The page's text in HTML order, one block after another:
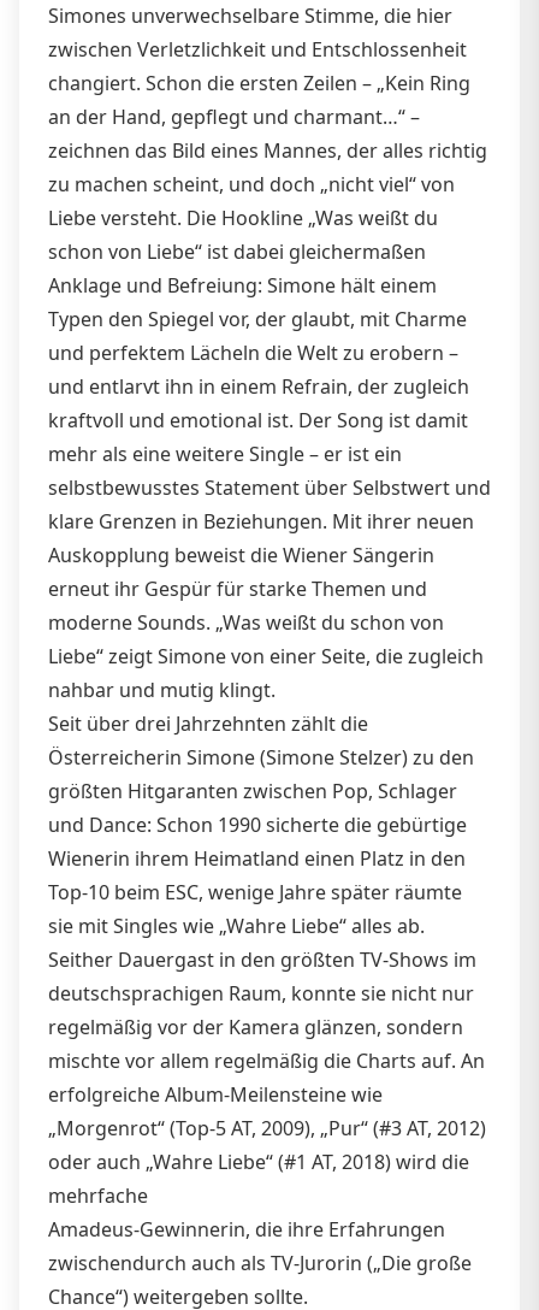
Simones unverwechselbare Stimme, die hier
zwischen Verletzlichkeit und Entschlossenheit
changiert. Schon die ersten Zeilen – „Kein Ring
an der Hand, gepflegt und charmant…“ –
zeichnen das Bild eines Mannes, der alles richtig
zu machen scheint, und doch „nicht viel“ von
Liebe versteht. Die Hookline „Was weißt du
schon von Liebe“ ist dabei gleichermaßen
Anklage und Befreiung: Simone hält einem
Typen den Spiegel vor, der glaubt, mit Charme
und perfektem Lächeln die Welt zu erobern –
und entlarvt ihn in einem Refrain, der zugleich
kraftvoll und emotional ist. Der Song ist damit
mehr als eine weitere Single – er ist ein
selbstbewusstes Statement über Selbstwert und
klare Grenzen in Beziehungen. Mit ihrer neuen
Auskopplung beweist die Wiener Sängerin
erneut ihr Gespür für starke Themen und
moderne Sounds. „Was weißt du schon von
Liebe“ zeigt Simone von einer Seite, die zugleich
nahbar und mutig klingt.
Seit über drei Jahrzehnten zählt die
Österreicherin Simone (Simone Stelzer) zu den
größten Hitgaranten zwischen Pop, Schlager
und Dance: Schon 1990 sicherte die gebürtige
Wienerin ihrem Heimatland einen Platz in den
Top-10 beim ESC, wenige Jahre später räumte
sie mit Singles wie „Wahre Liebe“ alles ab.
Seither Dauergast in den größten TV-Shows im
deutschsprachigen Raum, konnte sie nicht nur
regelmäßig vor der Kamera glänzen, sondern
mischte vor allem regelmäßig die Charts auf. An
erfolgreiche Album-Meilensteine wie
„Morgenrot“ (Top-5 AT, 2009), „Pur“ (#3 AT, 2012)
oder auch „Wahre Liebe“ (#1 AT, 2018) wird die
mehrfache
Amadeus-Gewinnerin, die ihre Erfahrungen
zwischendurch auch als TV-Jurorin („Die große
Chance“) weitergeben sollte.